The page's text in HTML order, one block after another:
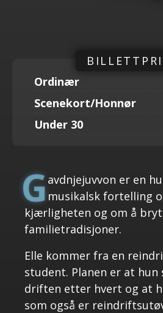
Ordinær
Scenekort/Honnør
Under 30
Gavdnjejuvvon er en
musikalsk fortelling
kjærligheten og om å
familietradisjoner.
Elle kommer fra en
student. Planen er at hun
driften etter hvert og at
som også er